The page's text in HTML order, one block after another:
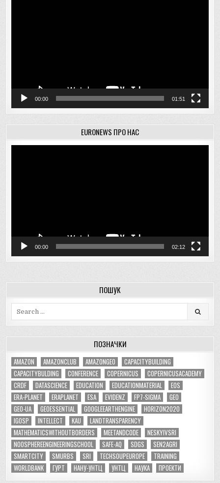
00:00 01:51
EURONEWS ПРО НАС
00:00 02:12
ПОШУК
ПОЗНАЧКИ
AMAZON AMAZONCLUB AMAZONGEO
CAPACITYBUILDING
CAPACITYBULDING
CONFERENCE COPERNICUS
COPERNICUSACADEMY
CRDF
DATASCIENCE EDUCATION EDUCATIONMATERIAL
EOS
ERA-PLANET
ERAPLANET ESA EVIDENZ FP7-SIGMA
GEO
GEO-UA
GEOESSENTIAL GOOGLEEARTHENGINE
HORIZON2020
IGOSP
INTELLECT KAU
LANDTRANSPARENCY
MATHEMATICSWITHOUTBORDERS
MEETANDCODE
NESKYIVSRI
NOOSPHEREENGINEERINGSCHOOL
SAFE-AQ SDGS
SEN2AGRI
SMARTCITY
SMURBS SRI TECHSOUPEUROPE
TRAINING
WORLDBANK
ГУРТ НАНУ-УНТЦ УНТЦ НАУКА ПРОЕКТИ